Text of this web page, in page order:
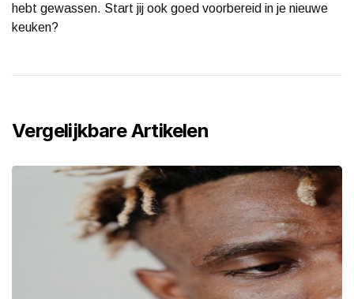
hebt gewassen. Start jij ook goed voorbereid in je nieuwe
keuken?
Vergelijkbare Artikelen